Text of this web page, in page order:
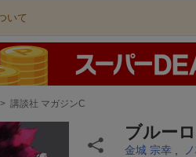
いて
> 講談社 マガジンC
ブルー
金城 宗幸